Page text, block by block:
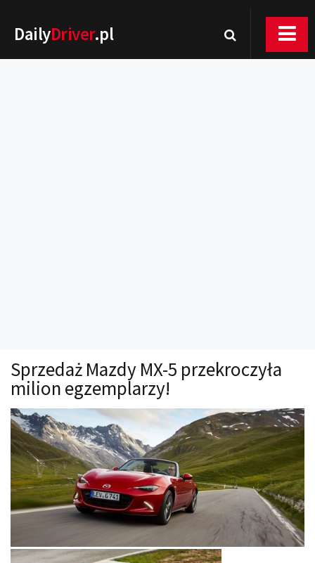
DailyDriver.pl
Technika jazdy
Oświetlenie
Kalkulatory
Przelicznik mocy
Auto z niemiec
Galerie
Sprzedaż Mazdy MX-5 przekroczyła
milion egzemplarzy!